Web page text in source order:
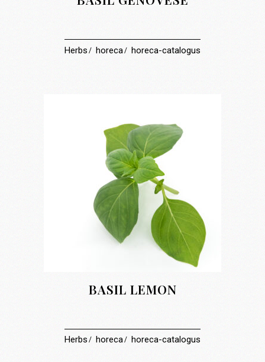
Herbs horeca horeca-catalogus
BASIL LEMON
Herbs horeca horeca-catalogus